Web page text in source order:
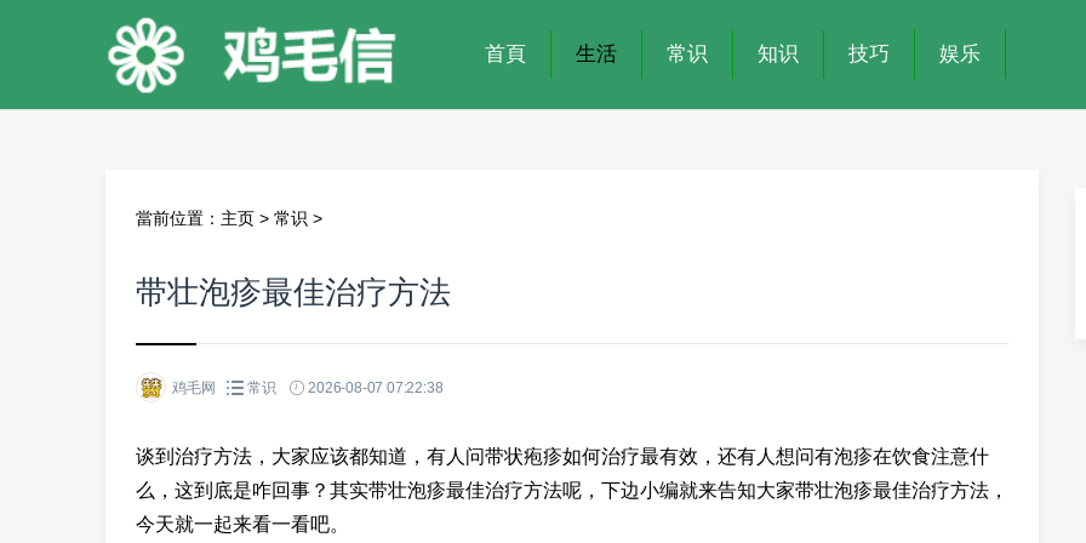
首頁 生活 常识 知识 技巧 娱乐
當前位置： 主页 > 常识 >
带壮泡疹最佳治疗方法
鸡毛网 常识 2026-08-07 07:22:38
谈到治疗方法，大家应该都知道，有人问带状疱疹如何治疗最有效，还有人想问有泡疹在饮食注意什
么，这到底是咋回事？其实带壮泡疹最佳治疗方法呢，下边小编就来告知大家带壮泡疹最佳治疗方法，
今天就一起来看一看吧。